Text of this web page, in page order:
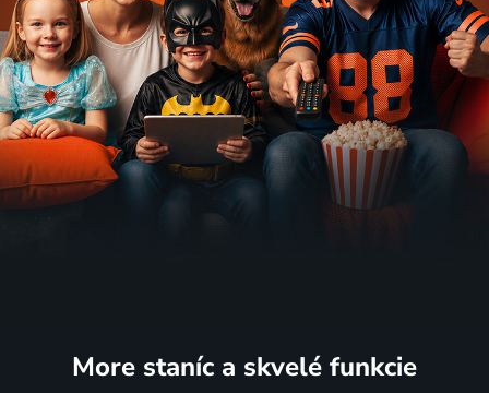
More staníc a skvelé funkcie